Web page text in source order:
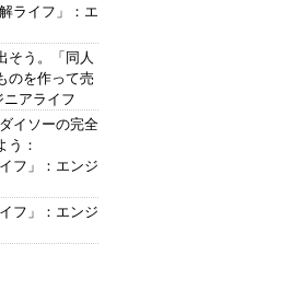
ライフ」：エ
そう。「同人
のを作って売
アライフ
イソーの完全
う：
フ」：エンジ
フ」：エンジ